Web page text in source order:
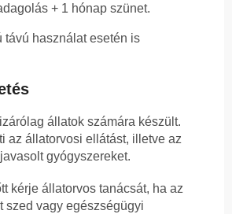
+ 1 hónap szünet.
távú használat esetén is
állatok számára készült.
az állatorvosi ellátást, illetve az
gyógyszereket.
kérje állatorvos tanácsát, ha az
szed vagy egészségügyi